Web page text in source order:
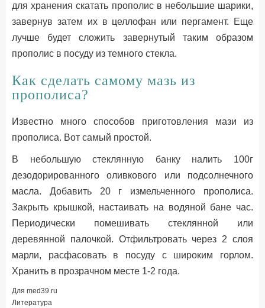
для хранения скатать прополис в небольшие шарики,
завернув затем их в целлофан или пергамент. Еще
лучше будет сложить завернутый таким образом
прополис в посуду из темного стекла.
Как сделать самому мазь из
прополиcа?
Известно много способов приготовления мази из
прополиса. Вот самый простой.
В небольшую стеклянную банку налить 100г
дезодорированного оливкового или подсолнечного
масла. Добавить 20 г измельченного прополиса.
Закрыть крышкой, настаивать на водяной бане час.
Периодически помешивать стеклянной или
деревянной палочкой. Отфильтровать через 2 слоя
марли, расфасовать в посуду с широким горлом.
Хранить в прозрачном месте 1-2 года.
Для med39.ru
Литература